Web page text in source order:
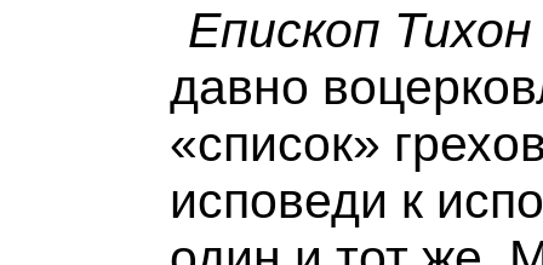
Епископ
давно
«список»
исповеди к